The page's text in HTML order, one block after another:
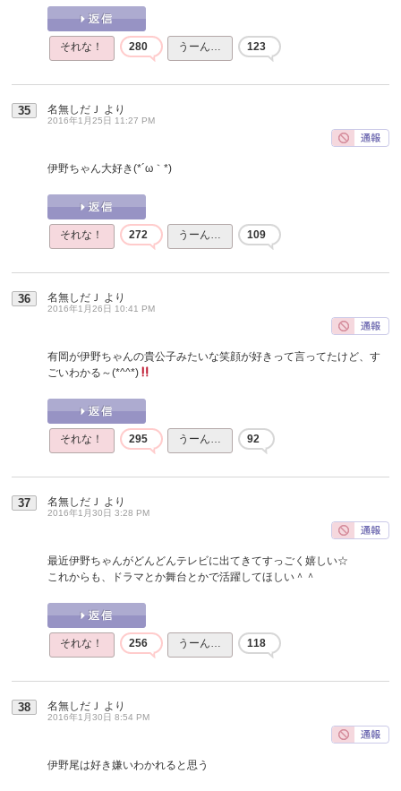
それな！ 280 うーん… 123
35 名無しだＪ より
2016年1月25日 11:27 PM
伊野ちゃん大好き(*´ω｀*)
それな！ 272 うーん… 109
36 名無しだＪ より
2016年1月26日 10:41 PM
有岡が伊野ちゃんの貴公子みたいな笑顔が好きって言ってたけど、す
ごいわかる～(*^^*)
それな！ 295 うーん… 92
37 名無しだＪ より
2016年1月30日 3:28 PM
最近伊野ちゃんがどんどんテレビに出てきてすっごく嬉しい☆
これからも、ドラマとか舞台とかで活躍してほしい＾＾
それな！ 256 うーん… 118
38 名無しだＪ より
2016年1月30日 8:54 PM
伊野尾は好き嫌いわかれると思う